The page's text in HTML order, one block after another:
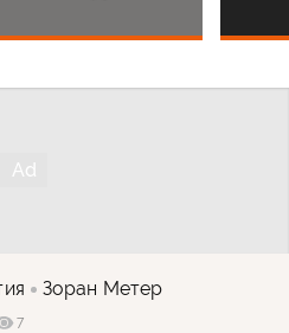
Зоран Метер
7